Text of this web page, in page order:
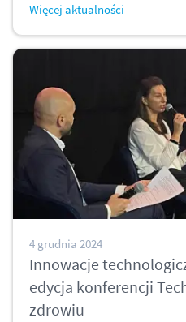
Więcej aktualności
4 grudnia 2024
Innowacje
edycja konferencji
zdrowiu